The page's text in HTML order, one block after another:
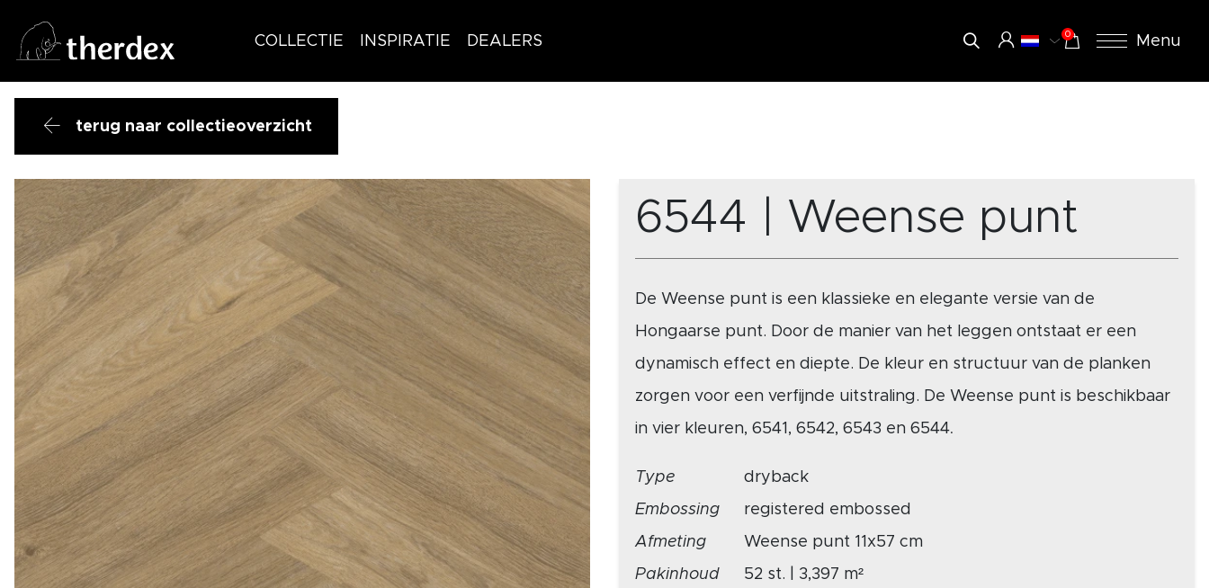
COLLECTIE INSPIRATIE DEALERS 0 Menu
terug naar collectieoverzicht
6544 | Weense punt
De Weense punt is een klassieke en elegante versie van de
Hongaarse punt. Door de manier van het leggen ontstaat er een
dynamisch effect en diepte. De kleur en structuur van de planken
zorgen voor een verfijnde uitstraling. De Weense punt is beschikbaar
in vier kleuren, 6541, 6542, 6543 en 6544.
Type
dryback
Embossing
registered embossed
Afmeting
Weense punt 11x57 cm
Pakinhoud
52 st. | 3,397 m²